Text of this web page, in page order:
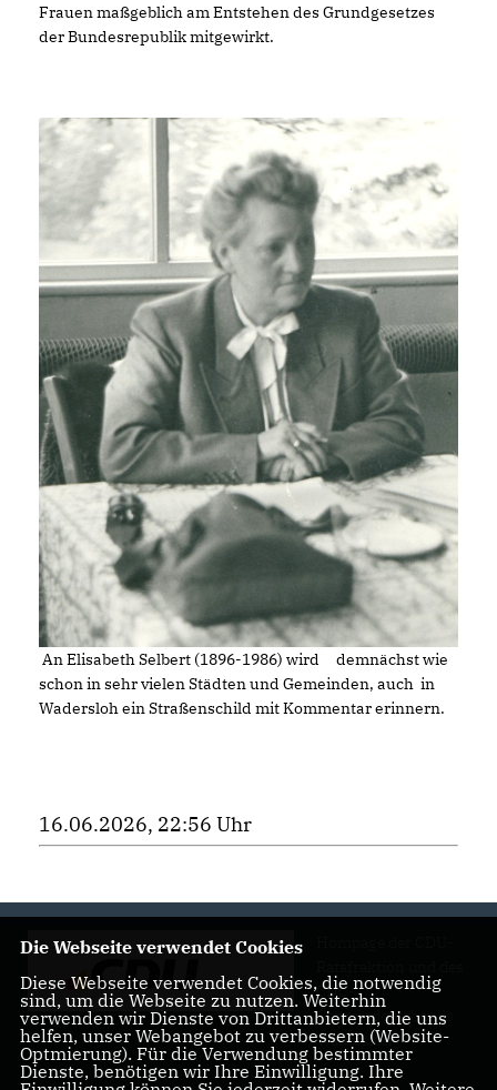
Frauen maßgeblich am Entstehen des Grundgesetzes
der Bundesrepublik mitgewirkt.
An Elisabeth Selbert (1896-1986) wird demnächst wie
schon in sehr vielen Städten und Gemeinden, auch in
Wadersloh ein Straßenschild mit Kommentar erinnern.
16.06.2026, 22:56 Uhr
CDU-
Gemeindeverbands
Wadersloh
Die Webseite verwendet Cookies
Diese Webseite verwendet Cookies, die notwendig
sind, um die Webseite zu nutzen. Weiterhin
verwenden wir Dienste von Drittanbietern, die uns
helfen, unser Webangebot zu verbessern (Website-
Optmierung). Für die Verwendung bestimmter
Dienste, benötigen wir Ihre Einwilligung. Ihre